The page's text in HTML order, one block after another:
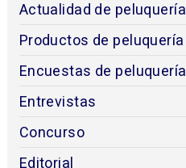
Actualidad de peluquería
Productos de peluquería
Encuestas de peluquería
Entrevistas
Concurso
Editorial